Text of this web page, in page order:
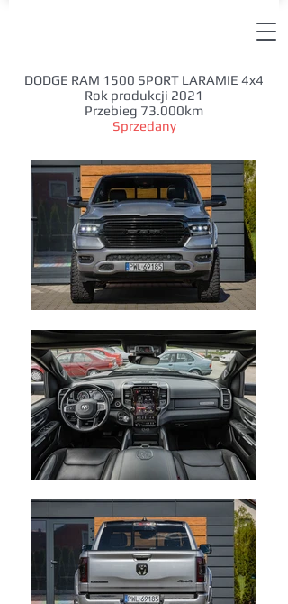
DODGE RAM 1500 SPORT LARAMIE 4x4
Rok produkcji 2021
Przebieg 73.000km
Sprzedany